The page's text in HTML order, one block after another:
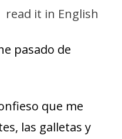
read it in English
pasado de
que me
las galletas y